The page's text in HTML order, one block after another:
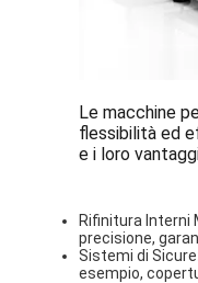
Le macchine
flessibilità ed
e i loro
Rifinitura Interni
precisione,
Sistemi di
esempio,